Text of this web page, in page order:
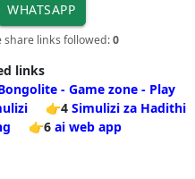
WHATSAPP
links followed:0
links
- Game zone - Play
👉4 Simulizi za Hadithi
👉6 ai web app